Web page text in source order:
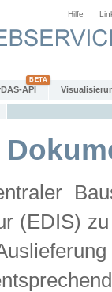
Hilfe
API
(EDIS)